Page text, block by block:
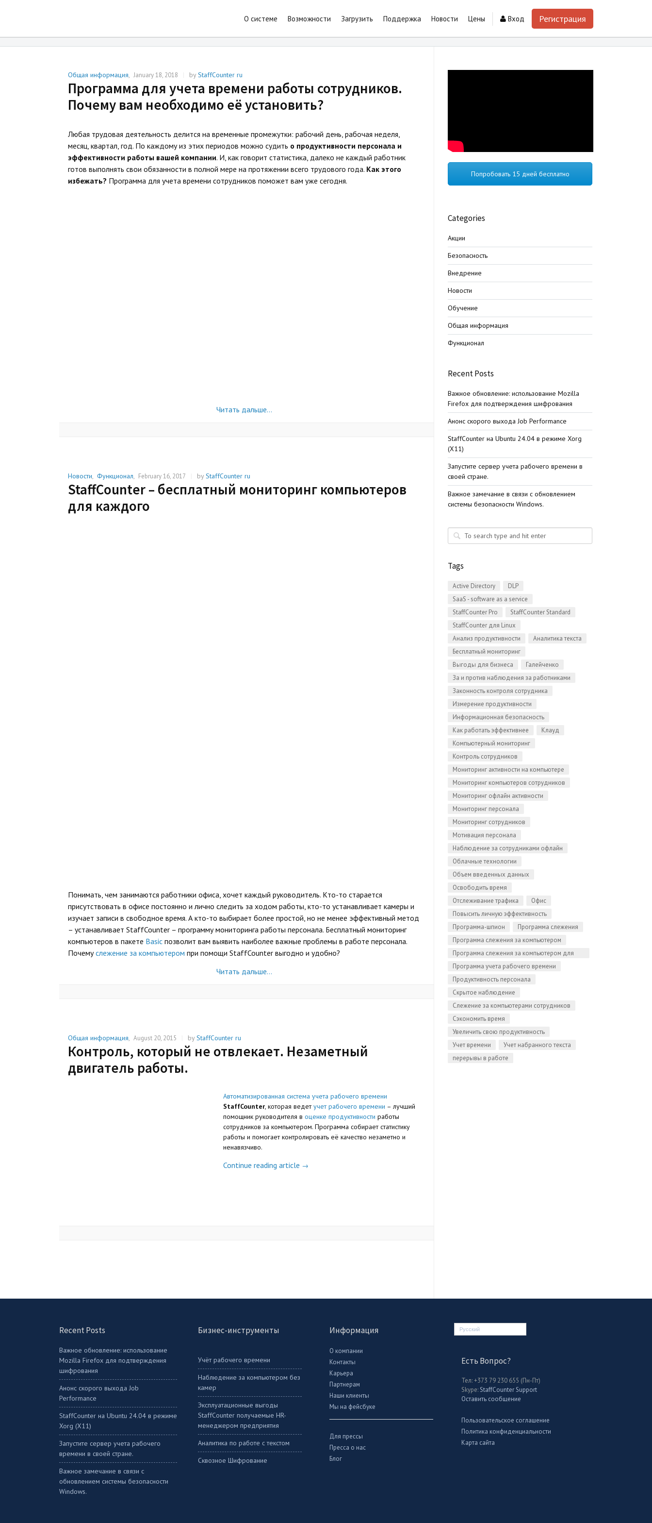
Регистрация
Вход
О системе Возможности Загрузить Поддержка Новости Цены
Общая информация,January 18, 2018 byStaffCounter ru
Программа для учета времени работы сотрудников.
Почему вам необходимо её установить?
Любая трудовая деятельность делится на временные промежутки: рабочий день, рабочая неделя,
месяц, квартал, год. По каждому из этих периодов можно судить о продуктивности персонала и
эффективности работы вашей компании. И, как говорит статистика, далеко не каждый работник
готов выполнять свои обязанности в полной мере на протяжении всего трудового года. Как этого
избежать? Программа для учета времени сотрудников поможет вам уже сегодня.
Читать дальше…
Новости,Функционал, February 16, 2017 byStaffCounter ru
StaffCounter – бесплатный мониторинг компьютеров
для каждого
Понимать, чем занимаются работники офиса, хочет каждый руководитель. Кто-то старается
присутствовать в офисе постоянно и лично следить за ходом работы, кто-то устанавливает камеры и
изучает записи в свободное время. А кто-то выбирает более простой, но не менее эффективный метод
– устанавливает StaffCounter – программу мониторинга работы персонала. Бесплатный мониторинг
компьютеров в пакете Basic позволит вам выявить наиболее важные проблемы в работе персонала.
Почемуслежение за компьютером при помощи StaffCounter выгодно и удобно?
Читать дальше…
Общая информация ,August 20, 2015 byStaffCounter ru
Контроль, который не отвлекает. Незаметный
двигатель работы.
Автоматизированная система учета рабочего времени
StaffCounter , которая ведетучет рабочего времени – лучший
помощник руководителя воценке продуктивности работы
сотрудников за компьютером. Программа собирает статистику
работы и помогает контролировать её качество незаметно и
ненавязчиво.
Continue reading article →
Попробовать 15 дней бесплатно
Categories
Акции
Безопасность
Внедрение
Новости
Обучение
Общая информация
Функционал
Recent Posts
Важное обновление: использование Mozilla
Firefox для подтверждения шифрования
Анонс скорого выхода Job Performance
StaffСounter на Ubuntu 24.04 в режиме Xorg
(X11)
Запустите сервер учета рабочего времени в
своей стране.
Важное замечание в связи с обновлением
системы безопасности Windows.
Tags
Active Directory
DLP
SaaS - software as a service
StaffCounter Pro
StaffCounter Standard
StaffCounter для Linux
Анализ продуктивности
Аналитика текста
Бесплатный мониторинг
Выгоды для бизнеса
Галейченко
За и против наблюдения за работниками
Законность контроля сотрудника
Измерение продуктивности
Информационная безопасность
Как работать эффективнее
Клауд
Компьютерный мониторинг
Контроль сотрудников
Мониторинг активности на компьютере
Мониторинг компьютеров сотрудников
Мониторинг офлайн активности
Мониторинг персонала
Мониторинг сотрудников
Мотивация персонала
Наблюдение за сотрудниками офлайн
Облачные технологии
Объем введенных данных
Освободить время
Отслеживание трафика
Офис
Повысить личную эффективность
Программа-шпион
Программа слежения
Программа слежения за компьютером
Программа слежения за компьютером для
Linux
Программа учета рабочего времени
Продуктивность персонала
Скрытое наблюдение
Слежение за компьютерами сотрудников
Сэкономить время
Увеличить свою продуктивность
Учет времени
Учет набранного текста
перерывы в работе
Recent Posts
Важное обновление: использование
Mozilla Firefox для подтверждения
шифрования
Анонс скорого выхода Job
Performance
StaffСounter на Ubuntu 24.04 в режиме
Xorg (X11)
Запустите сервер учета рабочего
времени в своей стране.
Важное замечание в связи с
обновлением системы безопасности
Windows.
Бизнес-инструменты
Учёт рабочего времени
Наблюдение за компьютером без
камер
Эксплуатационные выгоды
StaffCounter получаемые HR-
менеджером предприятия
Аналитика по работе с текстом
Сквозное Шифрование
Информация
О компании
Контакты
Карьера
Партнерам
Наши клиенты
Мы на фейсбуке
Для прессы
Пресса о нас
Блог
Русский
Есть Вопрос?
Тел: +373 79 230 655 (Пн-Пт)
Skype:StaffCounter Support
Оставить сообщение
Пользовательское соглашение
Политика конфиденциальности
Карта сайта